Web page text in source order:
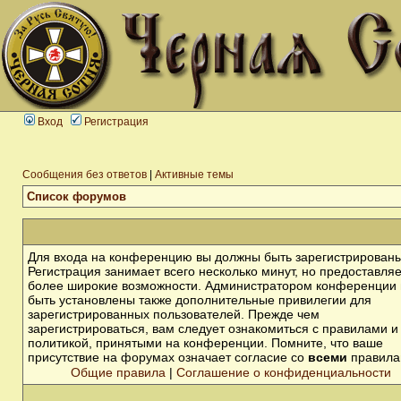
Вход Регистрация
Сообщения без ответов Активные темы
Список форумов
Для входа на конференцию вы должны быть
Регистрация занимает всего несколько минут, но
более широкие возможности. Администратором конференции
быть установлены также дополнительные привилегии для
зарегистрированных пользователей. Прежде чем
зарегистрироваться, вам следует ознакомиться с правилами и
политикой, принятыми на конференции. Помните, что ваше
присутствие на форумах означает согласие со всеми
Общие правила | Соглашение о конфиденциальности